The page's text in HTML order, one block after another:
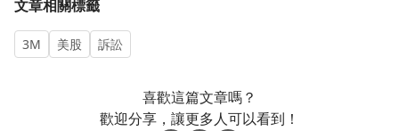
文章相關標籤
3M 美股 訴訟
喜歡這篇文章嗎？
歡迎分享，讓更多人可以看到！